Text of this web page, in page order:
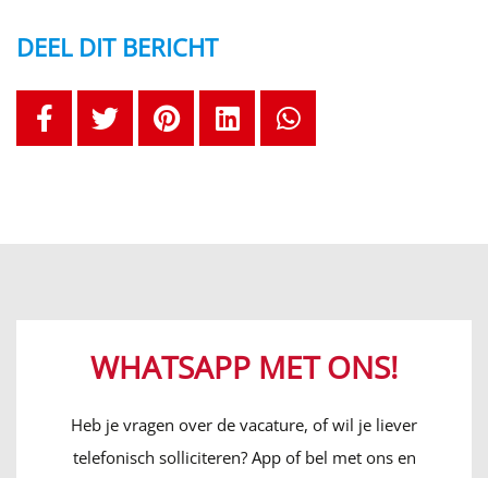
DEEL DIT BERICHT
WHATSAPP MET ONS!
Heb je vragen over de vacature, of wil je liever
telefonisch solliciteren? App of bel met ons en